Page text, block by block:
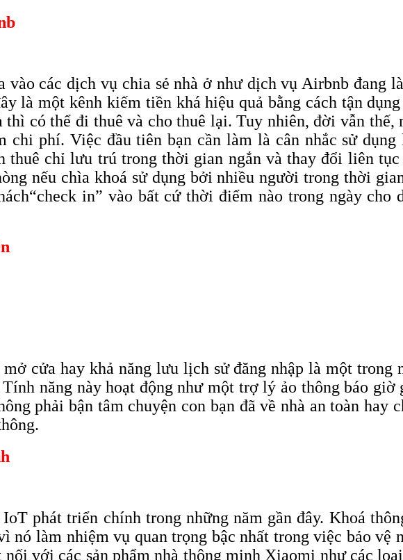
vào các dịch vụ chia sẻ nhà ở như dịch vụ Airbnb đang
là một kênh kiếm tiền khá hiệu quả bằng cách tận
thì có thể đi thuê và cho thuê lại. Tuy nhiên, đời vẫn
chi phí. Việc đầu tiên bạn cần làm là cân nhắc sử
chỉ lưu trú trong thời gian ngắn và thay đổi liên
nếu chìa khoá sử dụng bởi nhiều người trong thời
“check in” vào bất cứ thời điểm nào trong ngày cho
cửa hay khả năng lưu lịch sử đăng nhập là một trong
năng này hoạt động như một trợ lý ảo thông báo giờ
phải bận tâm chuyện con bạn đã về nhà an toàn hay
phát triển chính trong những năm gần đây. Khoá
nó làm nhiệm vụ quan trọng bậc nhất trong việc bảo
nối với các sản phẩm nhà thông minh Xiaomi như các